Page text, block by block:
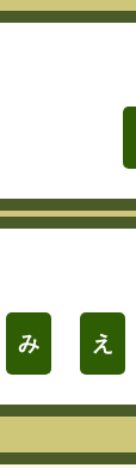
み え